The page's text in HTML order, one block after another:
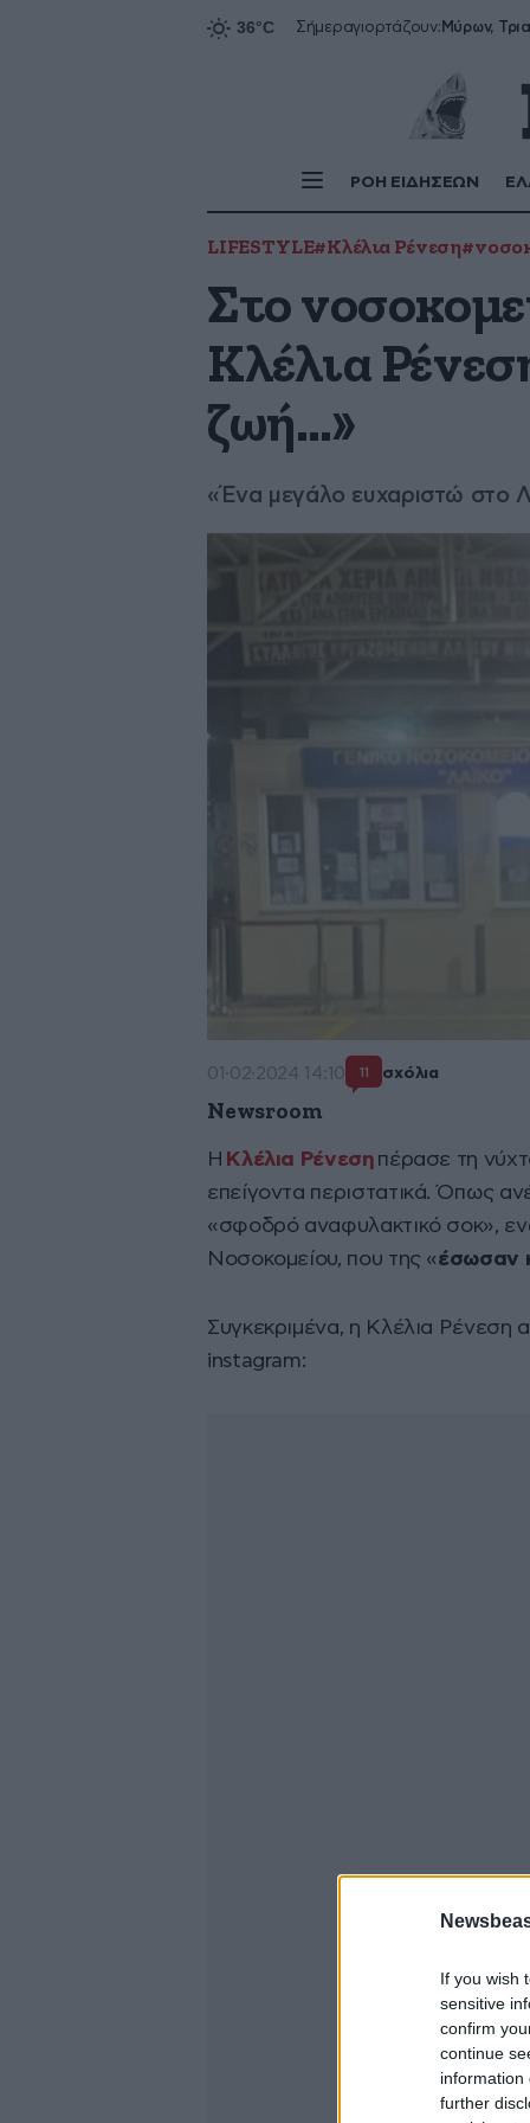
If you wish
sensitive
confirm
continue
information
further
Σήμεραγιορτάζουν:
ΡΟΗ ΕΙΔΗΣΕΩΝ
LIFESTYLE#Κλέλια Ρένεση
Στο
Κλέλια
ζωή…»
«Ένα μεγάλο ευχαριστώ στο
01·02·2024 14:10 11 σχόλια
Newsroom
Η Κλέλια Ρένεση πέρασε τη
επείγοντα περιστατικά. Όπως
«σφοδρό αναφυλακτικό σοκ»,
Νοσοκομείου, που της «έσωσαν
Συγκεκριμένα, η Κλέλια
instagram: